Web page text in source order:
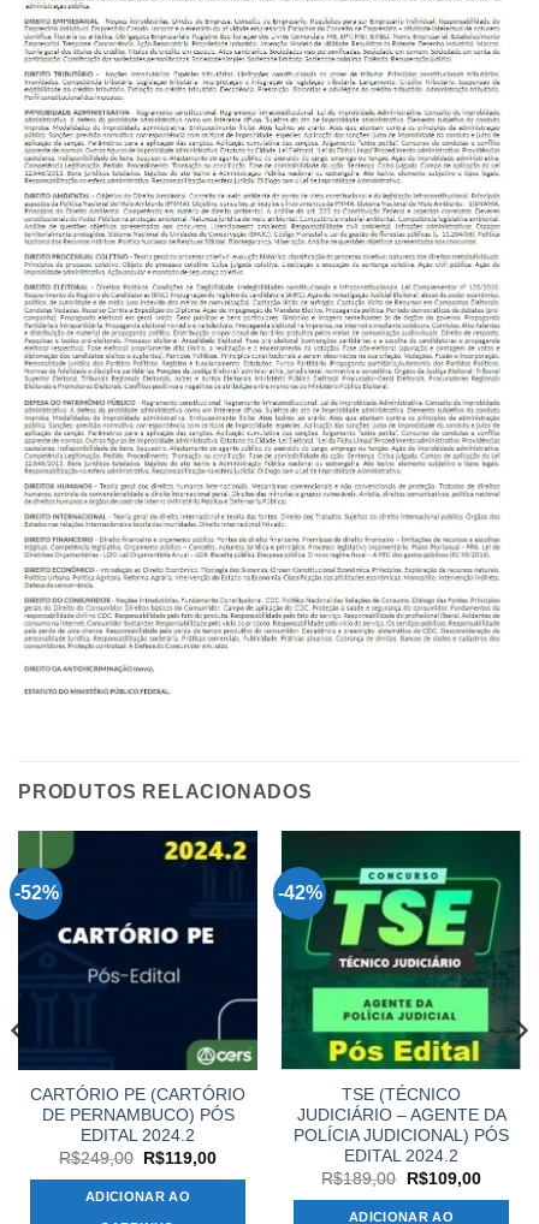
PRODUTOS RELACIONADOS
-52%
CARTÓRIO PE (CARTÓRIO
DE PERNAMBUCO) PÓS
EDITAL 2024.2
R$249,00
O
original
era:
R$249,00.
R$119,00O
ADICIONAR AO
-42%
TSE (TÉCNICO
JUDICIÁRIO – AGENTE DA
POLÍCIA JUDICIONAL) PÓS
EDITAL 2024.2
R$189,00
O
original
R$109,00O
ADICIONAR AO